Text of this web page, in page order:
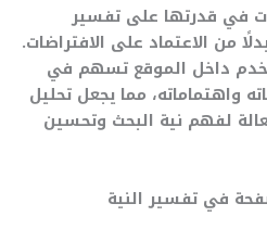
في قدرتها على تفسير
من الاعتماد على الافتراضات.
داخل الموقع تسهم في
واهتماماته، مما يجعل تحليل
لفهم نية البحث وتحسين
في تفسير النية